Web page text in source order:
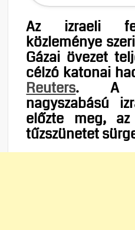
Az izraeli
közleménye
Gázai övezet
célzó katonai
Reuters. A
nagyszabású
előzte meg, az
tűzszünetet